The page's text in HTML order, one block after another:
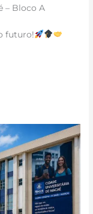
– Bloco A
futuro!